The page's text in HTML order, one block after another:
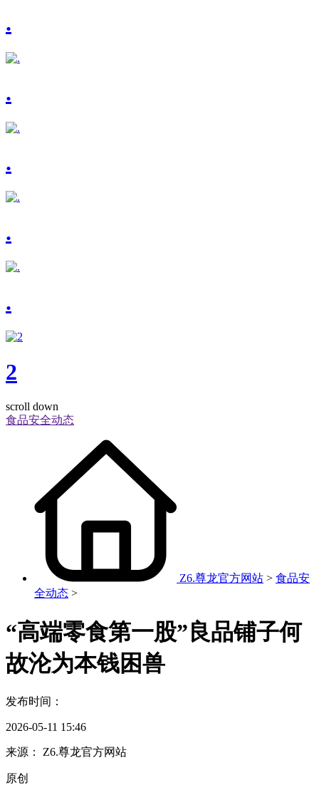
.
.
.
.
.
2
scroll down
食品安全动态
Z6.尊龙官方网站 > 食品安
全动态 >
“高端零食第一股”良品铺子何
故沦为本钱困兽
发布时间：
2026-05-11 15:46
来源： Z6.尊龙官方网站
原创